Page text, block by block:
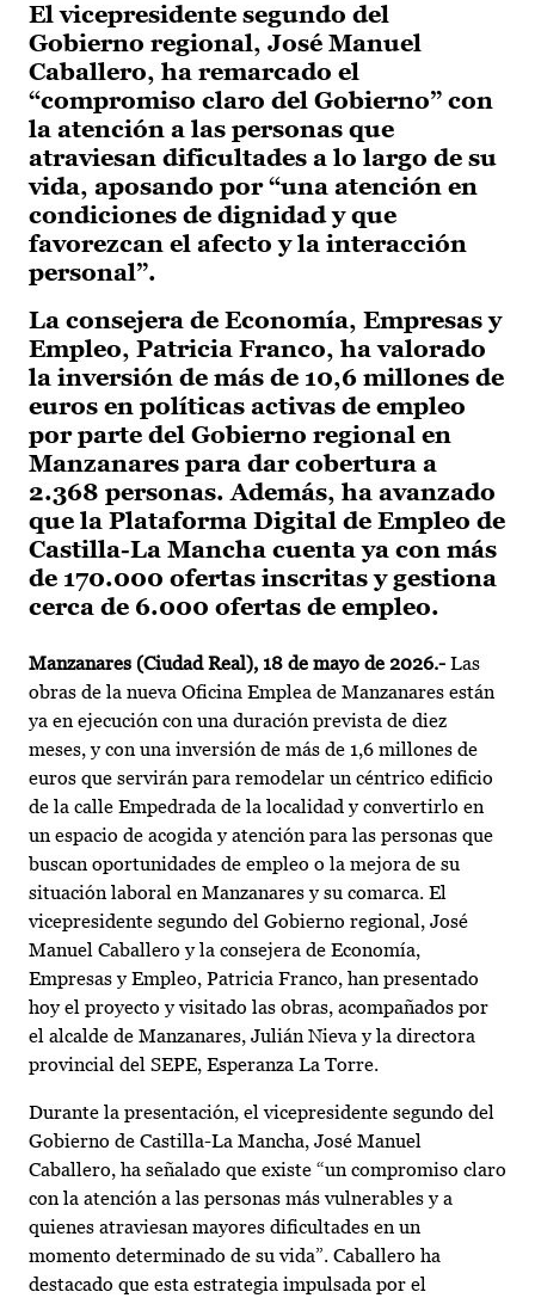
El vicepresidente segundo del
Gobierno regional, José Manuel
Caballero, ha remarcado el
“compromiso claro del Gobierno” con
la atención a las personas que
atraviesan dificultades a lo largo de su
vida, aposando por “una atención en
condiciones de dignidad y que
favorezcan el afecto y la interacción
personal”.
La consejera de Economía, Empresas y
Empleo, Patricia Franco, ha valorado
la inversión de más de 10,6 millones de
euros en políticas activas de empleo
por parte del Gobierno regional en
Manzanares para dar cobertura a
2.368 personas. Además, ha avanzado
que la Plataforma Digital de Empleo de
Castilla-La Mancha cuenta ya con más
de 170.000 ofertas inscritas y gestiona
cerca de 6.000 ofertas de empleo.
Manzanares (Ciudad Real), 18 de mayo de 2026.- Las
obras de la nueva Oficina Emplea de Manzanares están
ya en ejecución con una duración prevista de diez
meses, y con una inversión de más de 1,6 millones de
euros que servirán para remodelar un céntrico edificio
de la calle Empedrada de la localidad y convertirlo en
un espacio de acogida y atención para las personas que
buscan oportunidades de empleo o la mejora de su
situación laboral en Manzanares y su comarca. El
vicepresidente segundo del Gobierno regional, José
Manuel Caballero y la consejera de Economía,
Empresas y Empleo, Patricia Franco, han presentado
hoy el proyecto y visitado las obras, acompañados por
el alcalde de Manzanares, Julián Nieva y la directora
provincial del SEPE, Esperanza La Torre.
Durante la presentación, el vicepresidente segundo del
Gobierno de Castilla-La Mancha, José Manuel
Caballero, ha señalado que existe “un compromiso claro
con la atención a las personas más vulnerables y a
quienes atraviesan mayores dificultades en un
momento determinado de su vida”. Caballero ha
destacado que esta estrategia impulsada por el